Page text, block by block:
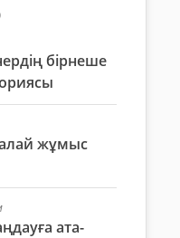
бірнеше
жұмыс
ата-